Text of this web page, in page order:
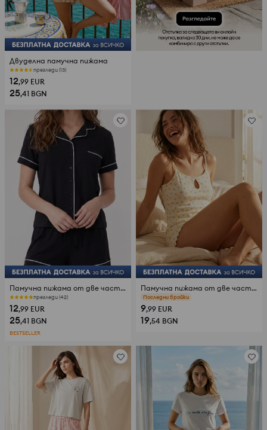
Двуделна памучна пижама
прегледи (13)
12,99 EUR
25,41 BGN
Памучна пижама от две части с контрастен кант
прегледи (42)
12,99 EUR
25,41 BGN
BESTSELLER
Памучна пижама от две части с мотив лимони
прегледи (22)
9,99 EUR
19,54 BGN